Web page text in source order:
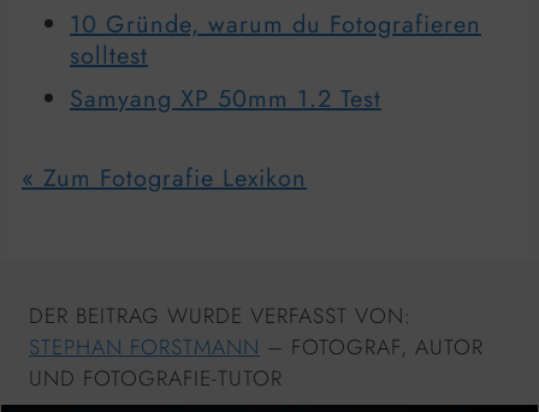
10 Gründe, warum du Fotografieren
solltest
Samyang XP 50mm 1.2 Test
« Zum Fotografie Lexikon
DER BEITRAG WURDE VERFASST VON:
STEPHAN FORSTMANN – FOTOGRAF, AUTOR
UND FOTOGRAFIE-TUTOR